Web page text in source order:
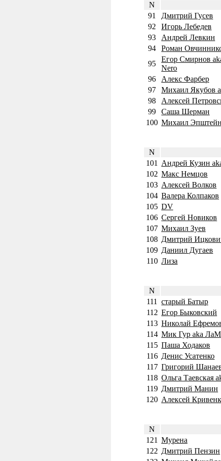
N
91
Дмитрий Гусев
92
Игорь Лебедев
93
Андрей Левкин
94
Роман
95
Егор Смирнов
Nero
96
Алекс Фарбер
97
Михаил Якубов
98
Алексей
99
Саша Шерман
100 Михаил
N
101
Андрей Кузин
102 Макс Немцов
103 Алексей Волков
104 Валера Колпаков
105 DV
106 Сергей Новиков
107 Михаил Зуев
108 Дмитрий
109 Даниил Дугаев
110 Лиза
N
111
старый Батыр
112 Егор Быковский
113 Николай
114 Мик Гур aka
115 Паша Ходаков
116 Денис Усатенко
117 Григорий
118 Ольга Таевская
119 Дмитрий Манин
120 Алексей
N
121 Мурена
122 Дмитрий Пензин